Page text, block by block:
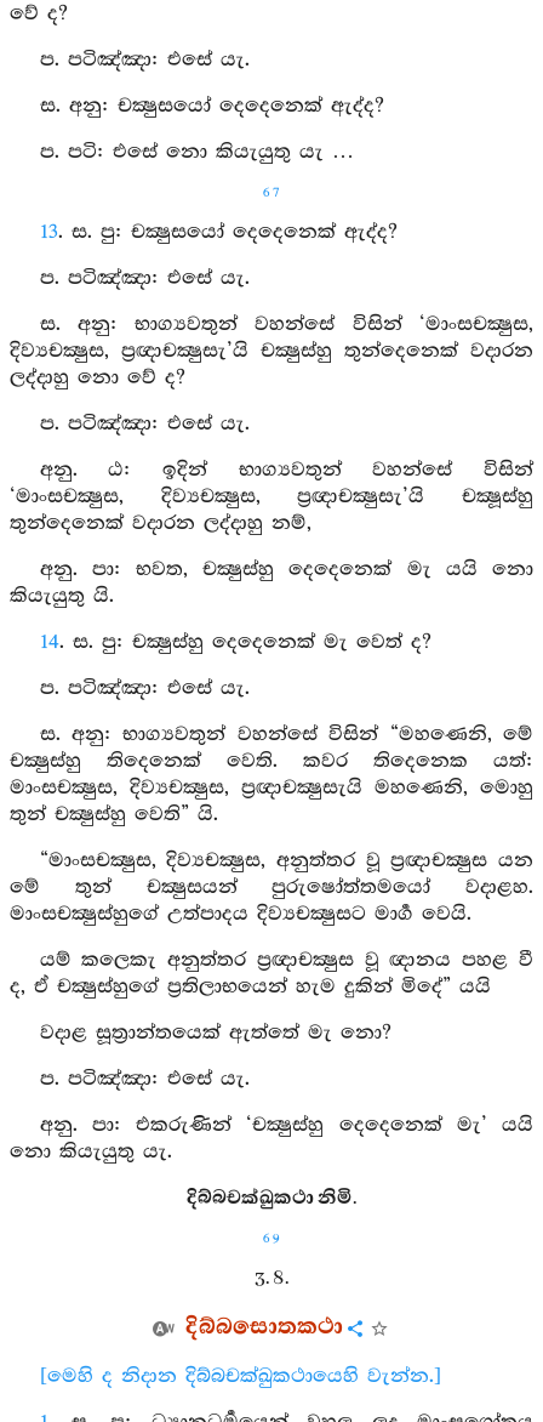
වේ ද?
ප. පටිඤ්ඤා: එසේ යැ.
ස. අනු: චක්‍ෂුසයෝ දෙදෙනෙක් ඇද්ද?
ප. පටි: එසේ නො කියැයුතු යැ …
67
13. ස. පු: චක්‍ෂුසයෝ දෙදෙනෙක් ඇද්ද?
ප. පටිඤ්ඤා: එසේ යැ.
ස. අනු: භාග්‍යවතුන් වහන්සේ විසින් ‘මාංසචක්‍ෂුස,
දිව්‍යචක්‍ෂුස, ප්‍රඥාචක්‍ෂුසැ’යි චක්‍ෂුස්හු තුන්දෙනෙක් වදාරන
ලද්දාහු නො වේ ද?
ප. පටිඤ්ඤා: එසේ යැ.
අනු. ඨ: ඉදින් භාග්‍යවතුන් වහන්සේ විසින්
‘මාංසචක්‍ෂුස, දිව්‍යචක්‍ෂුස, ප්‍රඥාචක්‍ෂුසැ’යි චක්‍ෂූස්හු
තුන්දෙනෙක් වදාරන ලද්දාහු නම්,
අනු. පා: භවත, චක්‍ෂුස්හු දෙදෙනෙක් මැ යයි නො
කියැයුතු යි.
14. ස. පු: චක්‍ෂුස්හු දෙදෙනෙක් මැ වෙත් ද?
ප. පටිඤ්ඤා: එසේ යැ.
ස. අනු: භාග්‍යවතුන් වහන්සේ විසින් “මහණෙනි, මේ
චක්‍ෂුස්හු තිදෙනෙක් වෙති. කවර තිදෙනෙක යත්:
මාංසචක්‍ෂුස, දිව්‍යචක්‍ෂුස, ප්‍රඥාචක්‍ෂුසැයි මහණෙනි, මොහු
තුන් චක්‍ෂුස්හු වෙති” යි.
“මාංසචක්‍ෂුස, දිව්‍යචක්‍ෂුස, අනුත්තර වූ ප්‍රඥාචක්‍ෂුස යන
මේ තුන් චක්‍ෂුසයන් පුරුෂෝත්තමයෝ වදාළහ.
මාංසචක්‍ෂුස්හුගේ උත්පාදය දිව්‍යචක්‍ෂුසට මාර්‍ග වෙයි.
යම් කලෙකැ අනුත්තර ප්‍රඥාචක්‍ෂුස වූ ඥානය පහළ වී
ද, ඒ චක්‍ෂුස්හුගේ ප්‍රතිලාභයෙන් හැම දුකින් මිදේ” යයි
වදාළ සූත්‍රාන්තයෙක් ඇත්තේ මැ නො?
ප. පටිඤ්ඤා: එසේ යැ.
අනු. පා: එකරුණින් ‘චක්‍ෂුස්හු දෙදෙනෙක් මැ’ යයි
නො කියැයුතු යැ.
දිබ්බචක්ඛුකථා නිමි.
69
3. 8.
දිබ්බසොතකථා
[මෙහි ද නිදාන දිබ්බචක්ඛුකථායෙහි වැන්න.]